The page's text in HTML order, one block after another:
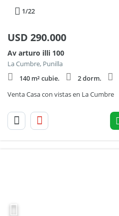
1/22
USD 290.000
Av arturo illi 100
La Cumbre, Punilla
140 m² cubie.
2 dorm.
Venta Casa con vistas en La Cumbre